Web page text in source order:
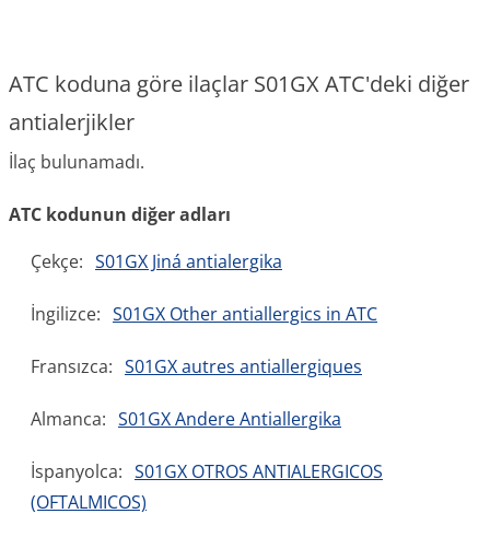
ATC koduna göre ilaçlar S01GX ATC'deki diğer
antialerjikler
İlaç bulunamadı.
ATC kodunun diğer adları
Çekçe: S01GX Jiná antialergika
İngilizce: S01GX Other antiallergics in ATC
Fransızca: S01GX autres antiallergiques
Almanca: S01GX Andere Antiallergika
İspanyolca: S01GX OTROS ANTIALERGICOS
(OFTALMICOS)